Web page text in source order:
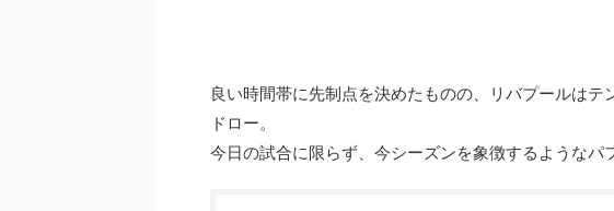
良い時間帯に先制点を決めたものの、リバプールは
ドロー。
今日の試合に限らず、今シーズンを象徴するようなパ